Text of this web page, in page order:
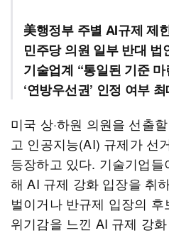
美행정부 주별 AI규제 제
민주당 의원 일부 반대 법
기술업계 “통일된 기준
‘연방우선권’ 인정 여부
미국 상·하원 의원을 선출
고 인공지능(AI) 규제가 선
등장하고 있다. 기술기업
해 AI 규제 강화 입장을 취
벌이거나 반규제 입장의
위기감을 느낀 AI 규제 강